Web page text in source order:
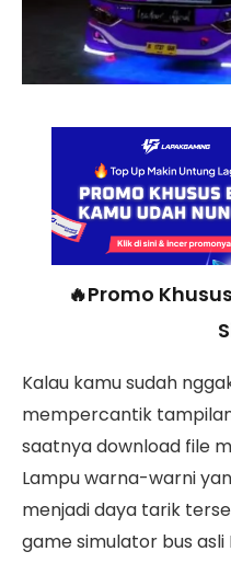
🔥Promo
Kalau kamu sudah
mempercantik
saatnya download file
Lampu warna-warni
menjadi daya tarik
game simulator bus asli